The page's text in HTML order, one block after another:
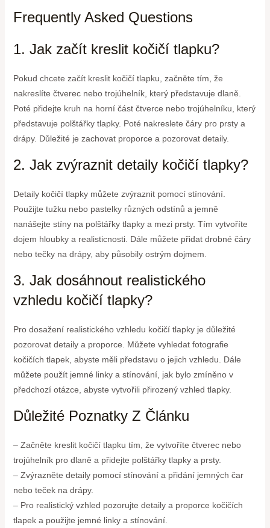
Frequently Asked Questions
1. Jak začít kreslit kočičí tlapku?
Pokud chcete začít kreslit kočičí tlapku, začněte tím, že
nakreslíte čtverec nebo trojúhelník, který představuje dlaně.
Poté přidejte kruh na horní část čtverce nebo trojúhelníku, který
představuje polštářky tlapky. Poté nakreslete čáry pro prsty a
drápy. Důležité je zachovat proporce a pozorovat detaily.
2. Jak zvýraznit detaily kočičí tlapky?
Detaily kočičí tlapky můžete zvýraznit pomocí stínování.
Použijte tužku nebo pastelky různých odstínů a jemně
nanášejte stíny na polštářky tlapky a mezi prsty. Tím vytvoříte
dojem hloubky a realisticnosti. Dále můžete přidat drobné čáry
nebo tečky na drápy, aby působily ostrým dojmem.
3. Jak dosáhnout realistického
vzhledu kočičí tlapky?
Pro dosažení realistického vzhledu kočičí tlapky je důležité
pozorovat detaily a proporce. Můžete vyhledat fotografie
kočičích tlapek, abyste měli představu o jejich vzhledu. Dále
můžete použít jemné linky a stínování, jak bylo zmíněno v
předchozí otázce, abyste vytvořili přirozený vzhled tlapky.
Důležité Poznatky Z Článku
– Začněte kreslit kočičí tlapku tím, že vytvoříte čtverec nebo
trojúhelník pro dlaně a přidejte polštářky tlapky a prsty.
– Zvýrazněte detaily pomocí stínování a přidání jemných čar
nebo teček na drápy.
– Pro realistický vzhled pozorujte detaily a proporce kočičích
tlapek a použijte jemné linky a stínování.